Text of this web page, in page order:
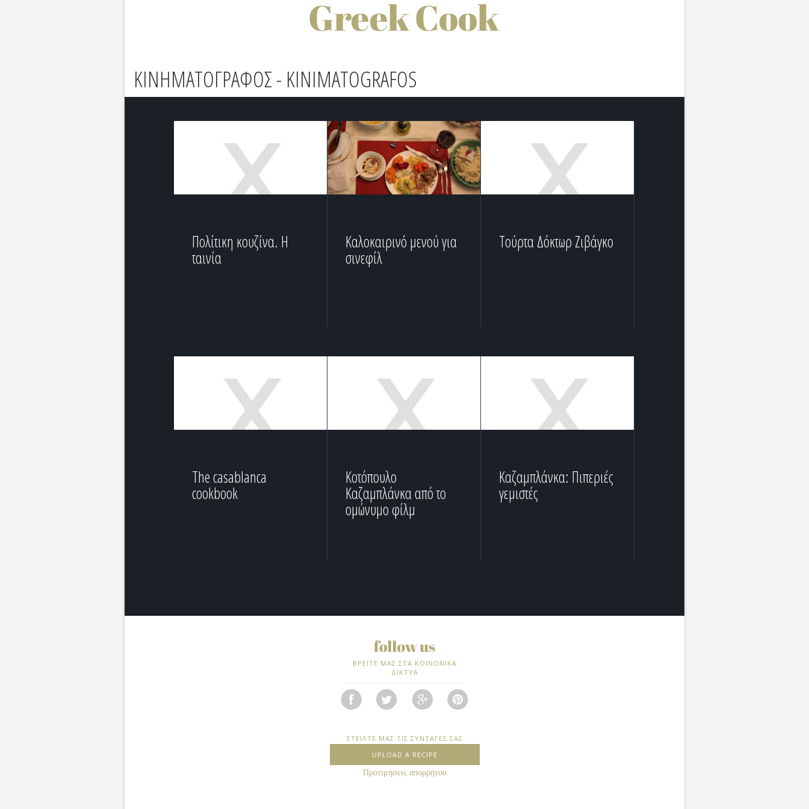
ΚΙΝΗΜΑΤΟΓΡΑΦΟΣ - KINIMATOGRAFOS
Πολίτικη κουζίνα. Η
ταινία
Καλοκαιρινό μενού για
σινεφίλ
Τούρτα Δόκτωρ Ζιβάγκο
The casablanca
cookbook
Κοτόπουλο
Καζαμπλάνκα από το
ομώνυμο φίλμ
Καζαμπλάνκα: Πιπεριές
γεμιστές
ΒΡΕΙΤΕ ΜΑΣ ΣΤΑ ΚΟΙΝΩΝΙΚΑ
ΔΙΚΤΥΑ
ΣΤΕΙΛΤΕ ΜΑΣ ΤΙΣ ΣΥΝΤΑΓΕΣ ΣΑΣ
UPLOAD A RECIPE
Προτιμήσεις απορρήτου